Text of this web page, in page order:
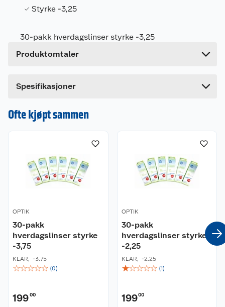
Styrke -3,25
30-pakk hverdagslinser styrke -3,25
Produktomtaler
Dette produktet har ikke fått noen omtale ennå.
en omtale.
Spesifikasjoner
Forpakningsmål
Høyde
Ofte kjøpt sammen
OPTIK
30-pakk
hverdagslinser styrke
-3,75
KLAR -3.75
☆☆☆☆☆ (0)
19900
OPTIK
30-pakk
hverdagslinser styrke
-2,25
KLAR -2.25
☆☆☆☆☆ (1)
19900